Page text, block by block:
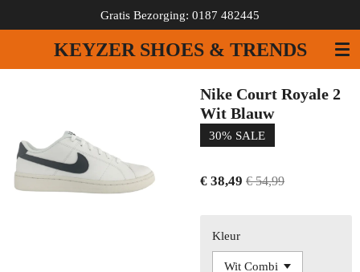
direct
de
KEYZER SHOES & TRENDS
Gratis Bezorging: 0187 482445
Nike Court Royale 2
Wit Blauw
30% SALE
€ 38,49 € 54,99
Kleur